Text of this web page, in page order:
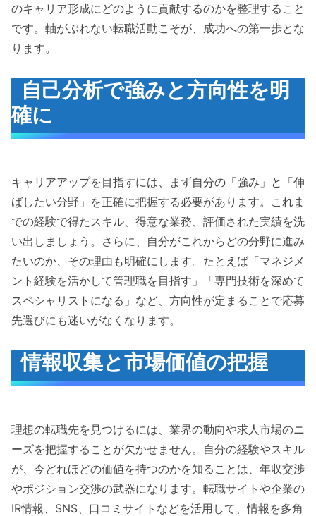
のキャリア形成にどのように貢献するのかを整理すること
です。軸がぶれない転職活動こそが、成功への第一歩とな
ります。
自己分析で強みと方向性を明
確に
キャリアアップを目指すには、まず自分の「強み」と「伸
ばしたい分野」を正確に把握する必要があります。これま
での経験で得たスキル、得意な業務、評価された実績を洗
い出しましょう。さらに、自分がこれからどの分野に進み
たいのか、その理由も明確にします。たとえば「マネジメ
ント経験を活かして管理職を目指す」「専門技術を深めて
スペシャリストになる」など、方向性が定まることで応募
先選びにも迷いがなくなります。
情報収集と市場価値の把握
理想の転職先を見つけるには、業界の動向や求人市場のニ
ーズを把握することが欠かせません。自分の経験やスキル
が、今どれほどの価値を持つのかを知ることは、年収交渉
やポジション交渉の武器になります。転職サイトや企業の
IR情報、SNS、口コミサイトなどを活用して、情報を多角